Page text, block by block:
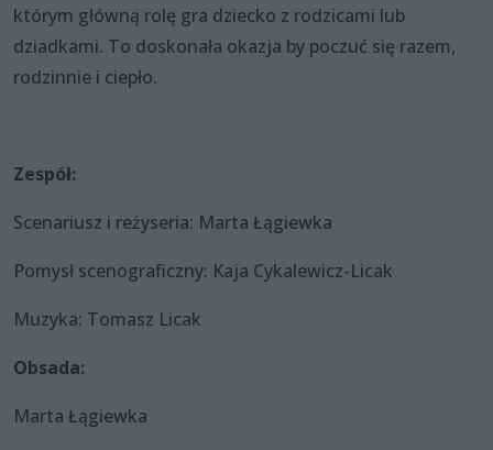
którym główną rolę gra dziecko z rodzicami lub
dziadkami. To doskonała okazja by poczuć się razem,
rodzinnie i ciepło.
Zespół:
Scenariusz i reżyseria: Marta Łągiewka
Pomysł scenograficzny: Kaja Cykalewicz-Licak
Muzyka: Tomasz Licak
Obsada:
Marta Łągiewka